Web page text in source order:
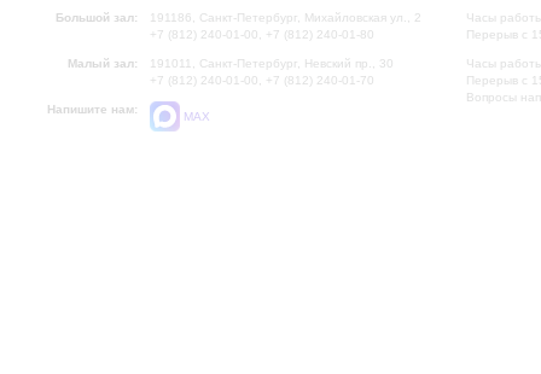
Большой зал:
191186, Санкт-Петербург, Михайловская ул., 2
+7 (812) 240-01-00, +7 (812) 240-01-80
Малый зал:
191011, Санкт-Петербург, Невский пр., 30
+7 (812) 240-01-00, +7 (812) 240-01-70
Напишите нам:
MAX
Часы
Перерыв с
Часы
Перерыв с
Вопросы